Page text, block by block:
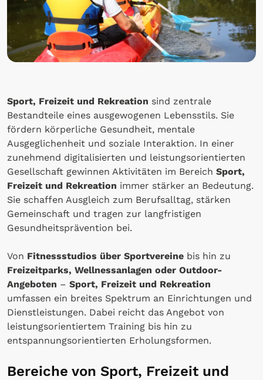
Sport, Freizeit und Rekreation sind zentrale
Bestandteile eines ausgewogenen Lebensstils. Sie
fördern körperliche Gesundheit, mentale
Ausgeglichenheit und soziale Interaktion. In einer
zunehmend digitalisierten und leistungsorientierten
Gesellschaft gewinnen Aktivitäten im Bereich Sport,
Freizeit und Rekreation immer stärker an Bedeutung.
Sie schaffen Ausgleich zum Berufsalltag, stärken
Gemeinschaft und tragen zur langfristigen
Gesundheitsprävention bei.
Von Fitnessstudios über Sportvereine bis hin zu
Freizeitparks, Wellnessanlagen oder Outdoor-
Angeboten – Sport, Freizeit und Rekreation
umfassen ein breites Spektrum an Einrichtungen und
Dienstleistungen. Dabei reicht das Angebot von
leistungsorientiertem Training bis hin zu
entspannungsorientierten Erholungsformen.
Bereiche von Sport, Freizeit und